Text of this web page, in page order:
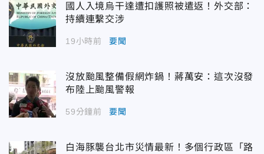
國人入境烏干達遭扣護照被遣返！外交部：
持續連繫交涉
19小時前 要聞
沒放颱風整備假網炸鍋！蔣萬安：這次沒發
布陸上颱風警報
59分鐘前 要聞
白海豚襲台北市災情最新！多個行政區「路